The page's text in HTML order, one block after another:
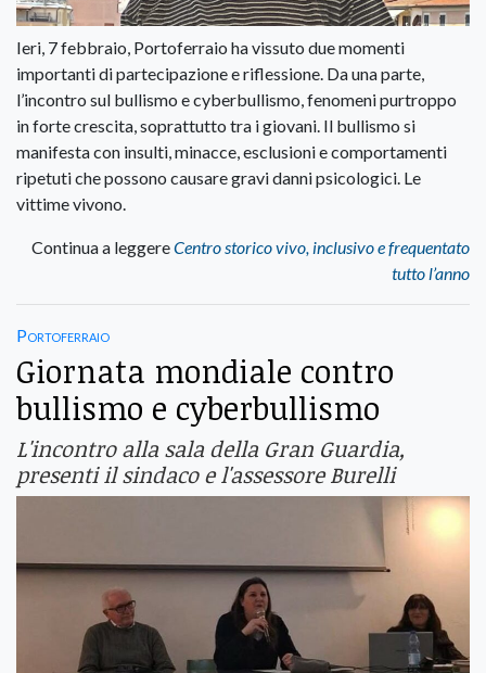
Ieri, 7 febbraio, Portoferraio ha vissuto due momenti
importanti di partecipazione e riflessione. Da una parte,
l’incontro sul bullismo e cyberbullismo, fenomeni purtroppo
in forte crescita, soprattutto tra i giovani. Il bullismo si
manifesta con insulti, minacce, esclusioni e comportamenti
ripetuti che possono causare gravi danni psicologici. Le
vittime vivono.
Continua a leggereCentro storico vivo, inclusivo e frequentato
tutto l’anno
Portoferraio
Giornata mondiale contro
bullismo e cyberbullismo
L'incontro alla sala della Gran Guardia,
presenti il sindaco e l'assessore Burelli